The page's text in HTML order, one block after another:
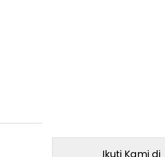
Ikuti Kami di